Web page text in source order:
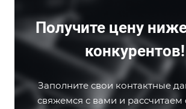
Получите цену
конкурентов!
Заполните свои контактные
свяжемся с вами и рассчитаем